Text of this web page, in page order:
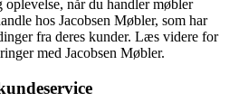
når du handler møbler
hos Jacobsen Møbler, som har
fra deres kunder. Læs videre for
med Jacobsen Møbler.